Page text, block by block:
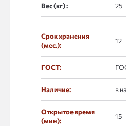
Вес (кг) :
Срок хранения
(мес.):
12
ГОСТ:
Наличие: в
Открытое время
(мин):
15